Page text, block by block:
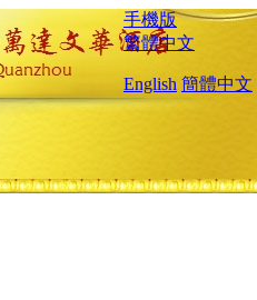
手機版
繁體中文
English 簡體中文